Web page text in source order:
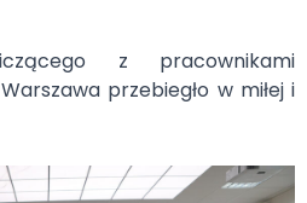
z pracownikami
przebiegło w miłej i